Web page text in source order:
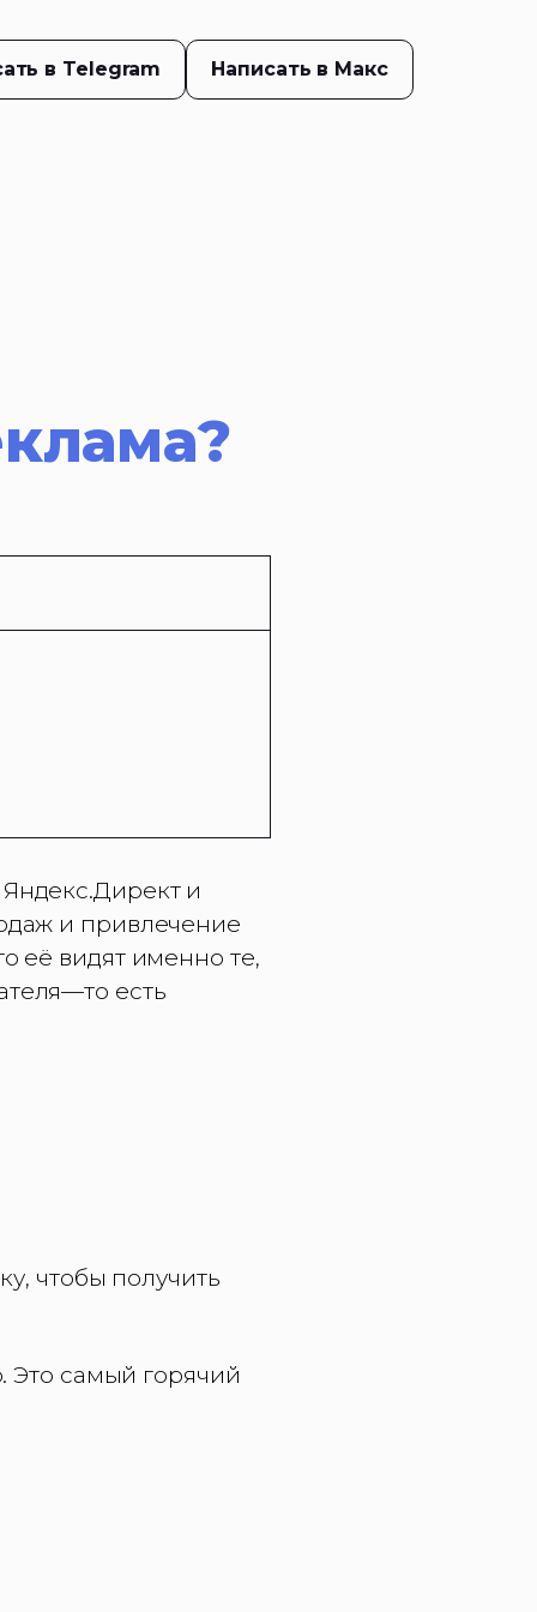
в Telegram Написать в Макс
и
и привлечение
её видят именно те,
есть
чтобы получить
Это самый горячий